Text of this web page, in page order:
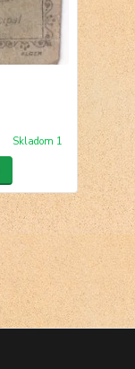
Skladom 1